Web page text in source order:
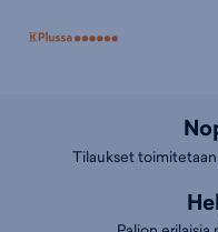
Tilaukset toimitetaan